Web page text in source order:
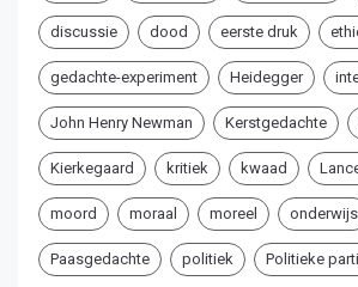
discussie dood eerste druk
gedachte-experiment Heidegger
John Henry Newman Kerstgedachte
Kierkegaard kritiek kwaad
moord moraal moreel onderwijs
Paasgedachte politiek Politieke